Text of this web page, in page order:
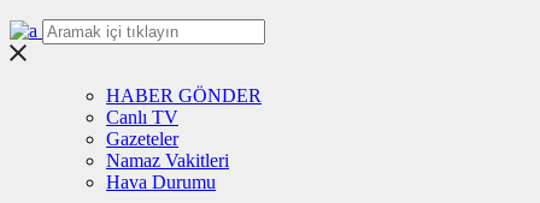
HABER GÖNDER
Canlı TV
Gazeteler
Namaz Vakitleri
Hava Durumu